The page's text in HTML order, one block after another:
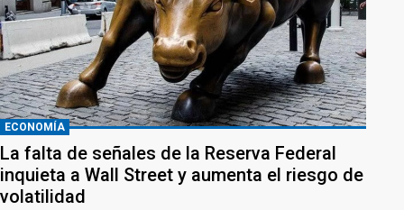
ECONOMÍA
La falta de señales de la Reserva Federal
inquieta a Wall Street y aumenta el riesgo de
volatilidad